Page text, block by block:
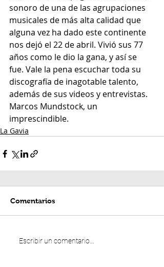
sonoro de una de las agrupaciones
musicales de más alta calidad que
alguna vez ha dado este continente
nos dejó el 22 de abril. Vivió sus 77
años como le dio la gana, y así se
fue. Vale la pena escuchar toda su
discografía de inagotable talento,
además de sus videos y entrevistas.
Marcos Mundstock, un
imprescindible.
La Gavia
Comentarios
Escribir un comentario...